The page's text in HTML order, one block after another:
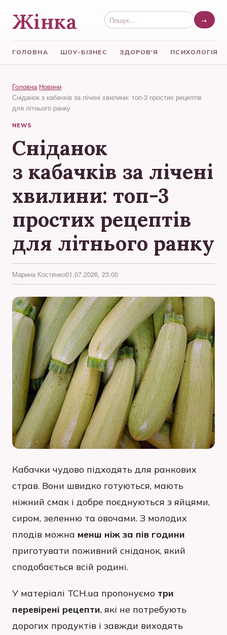
Жінка →
ГОЛОВНА ШОУ-БІЗНЕС ЗДОРОВ'Я ПСИХОЛОГІЯ
Головна›Новини›
Сніданок з кабачків за лічені хвилини: топ-3 простих рецептів
для літнього ранку
NEWS
Сніданок
з кабачків за лічені
хвилини: топ-3
простих рецептів
для літнього ранку
Марина Костенко01.07.2026, 23:00
Кабачки чудово підходять для ранкових
страв. Вони швидко готуються, мають
ніжний смак і добре поєднуються з яйцями,
сиром, зеленню та овочами. З молодих
плодів можна менш ніж за пів години
приготувати поживний сніданок, який
сподобається всій родині.
У матеріалі ТСН.ua пропонуємо три
перевірені рецепти, які не потребують
дорогих продуктів і завжди виходять